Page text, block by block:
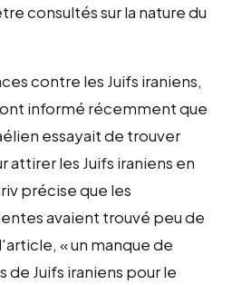
consultés sur la nature du
contre les Juifs iraniens,
informé récemment que
essayait de trouver
attirer les Juifs iraniens en
précise que les
avaient trouvé peu de
« un manque de
de Juifs iraniens pour le